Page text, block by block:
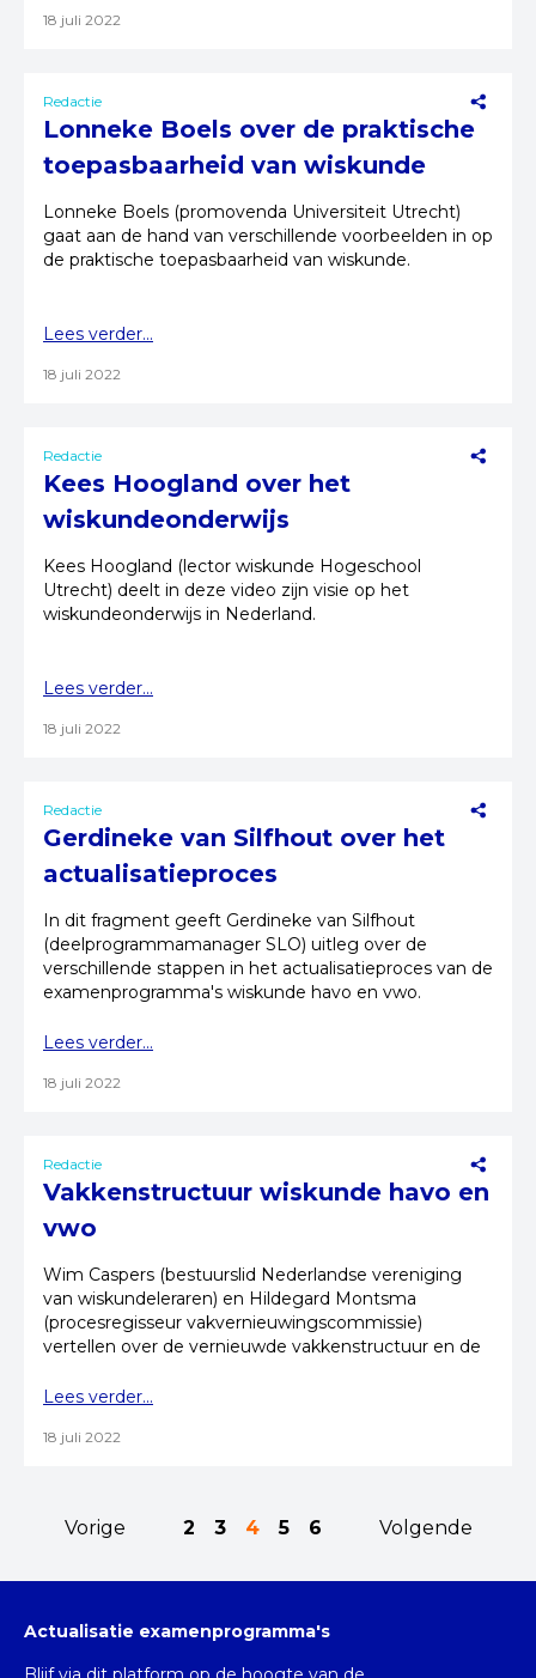
18 juli 2022
Redactie
Lonneke Boels over de praktische
toepasbaarheid van wiskunde
Lonneke Boels (promovenda Universiteit Utrecht)
gaat aan de hand van verschillende voorbeelden in op
de praktische toepasbaarheid van wiskunde.
Lees verder...
18 juli 2022
Redactie
Kees Hoogland over het
wiskundeonderwijs
Kees Hoogland (lector wiskunde Hogeschool
Utrecht) deelt in deze video zijn visie op het
wiskundeonderwijs in Nederland.
Lees verder...
18 juli 2022
Redactie
Gerdineke van Silfhout over het
actualisatieproces
In dit fragment geeft Gerdineke van Silfhout
(deelprogrammamanager SLO) uitleg over de
verschillende stappen in het actualisatieproces van de
examenprogramma's wiskunde havo en vwo.
Lees verder...
18 juli 2022
Redactie
Vakkenstructuur wiskunde havo en
vwo
Wim Caspers (bestuurslid Nederlandse vereniging
van wiskundeleraren) en Hildegard Montsma
(procesregisseur vakvernieuwingscommissie)
vertellen over de vernieuwde vakkenstructuur en de
Lees verder...
18 juli 2022
Vorige 2 3 4 5 6 Volgende
Actualisatie examenprogramma's